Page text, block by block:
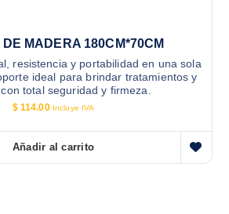
MADERA 180CM*70CM
resistencia y portabilidad en una sola
ideal para brindar tratamientos y
total seguridad y firmeza.
$114.00 Incluye IVA
Añadir al carrito